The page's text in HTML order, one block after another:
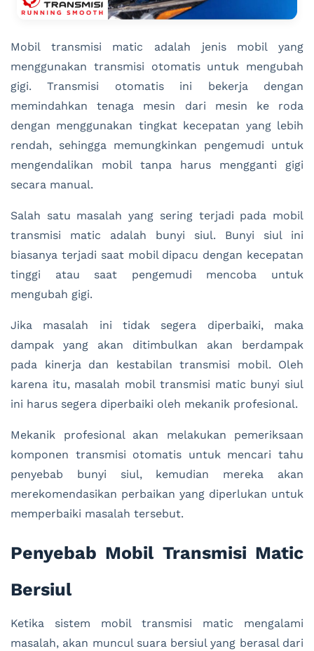
Mobil transmisi matic adalah jenis mobil yang
menggunakan transmisi otomatis untuk mengubah
gigi. Transmisi otomatis ini bekerja dengan
memindahkan tenaga mesin dari mesin ke roda
dengan menggunakan tingkat kecepatan yang lebih
rendah, sehingga memungkinkan pengemudi untuk
mengendalikan mobil tanpa harus mengganti gigi
secara manual.
Salah satu masalah yang sering terjadi pada mobil
transmisi matic adalah bunyi siul. Bunyi siul ini
biasanya terjadi saat mobil dipacu dengan kecepatan
tinggi atau saat pengemudi mencoba untuk
mengubah gigi.
Jika masalah ini tidak segera diperbaiki, maka
dampak yang akan ditimbulkan akan berdampak
pada kinerja dan kestabilan transmisi mobil. Oleh
karena itu, masalah mobil transmisi matic bunyi siul
ini harus segera diperbaiki oleh mekanik profesional.
Mekanik profesional akan melakukan pemeriksaan
komponen transmisi otomatis untuk mencari tahu
penyebab bunyi siul, kemudian mereka akan
merekomendasikan perbaikan yang diperlukan untuk
memperbaiki masalah tersebut.
Penyebab Mobil Transmisi Matic
Bersiul
Ketika sistem mobil transmisi matic mengalami
masalah, akan muncul suara bersiul yang berasal dari